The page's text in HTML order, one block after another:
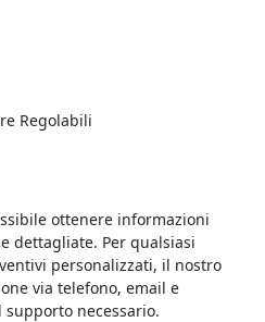
Regolabili
ottenere informazioni
dettagliate. Per qualsiasi
personalizzati, il nostro
via telefono, email e
necessario.